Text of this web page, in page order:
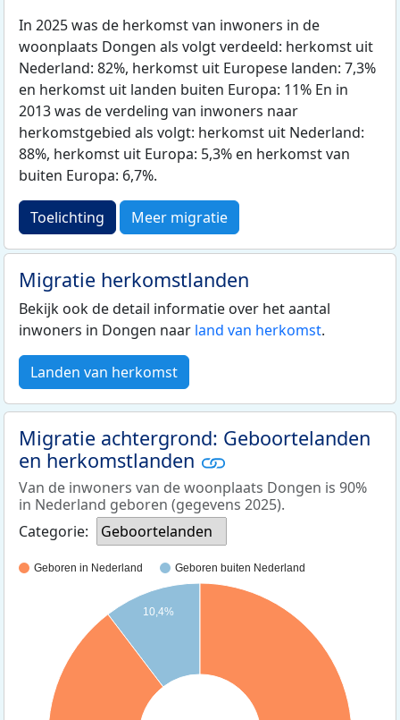
In 2025 was de herkomst van inwoners in de
woonplaats Dongen als volgt verdeeld: herkomst uit
Nederland: 82%, herkomst uit Europese landen: 7,3%
en herkomst uit landen buiten Europa: 11% En in
2013 was de verdeling van inwoners naar
herkomstgebied als volgt: herkomst uit Nederland:
88%, herkomst uit Europa: 5,3% en herkomst van
buiten Europa: 6,7%.
Toelichting Meer migratie
Migratie herkomstlanden
Bekijk ook de detail informatie over het aantal
inwoners in Dongen naar land van herkomst.
Landen van herkomst
Migratie achtergrond: Geboortelanden
en herkomstlanden
Van de inwoners van de woonplaats Dongen is 90%
in Nederland geboren (gegevens 2025).
Categorie:
Geboortelanden
Geboren in Nederland Geboren buiten Nederland
10,4%